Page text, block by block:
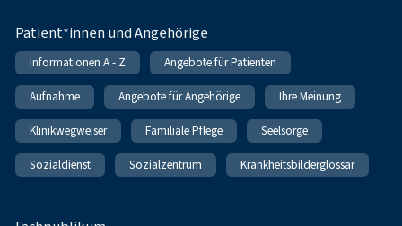
Patient*innen und Angehörige
Informationen A - Z Angebote für Patienten
Aufnahme Angebote für Angehörige Ihre Meinung
Klinikwegweiser Familiale Pflege Seelsorge
Sozialdienst Sozialzentrum Krankheitsbilderglossar